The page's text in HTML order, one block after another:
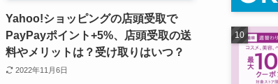
Yahoo!ショッピングの店頭受取で
PayPayポイント+5%、店頭受取の送
料やメリットは？受け取りはいつ？
2022年11月6日